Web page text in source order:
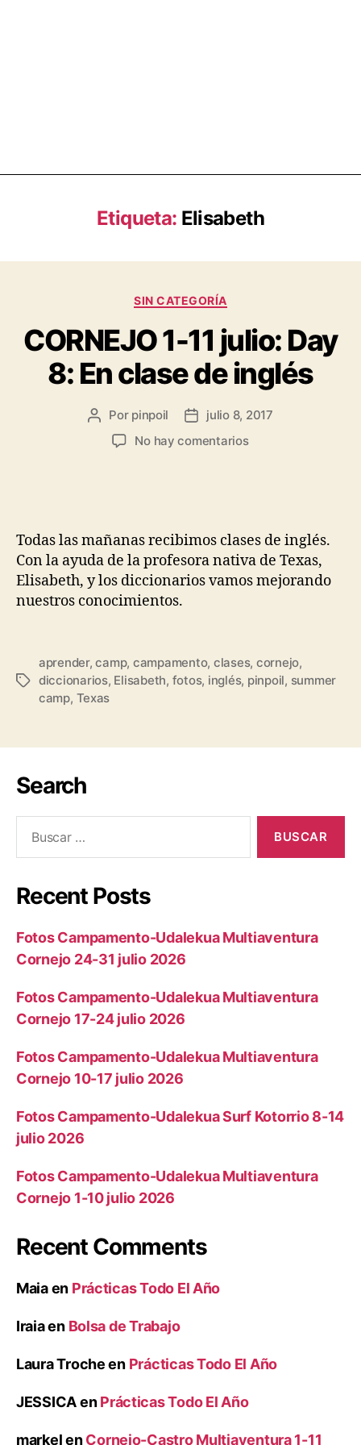
Etiqueta: Elisabeth
SIN CATEGORÍA
CORNEJO 1-11 julio: Day
8: En clase de inglés
Por pinpoil
julio 8, 2017
No hay comentarios
Todas las mañanas recibimos clases de inglés.
Con la ayuda de la profesora nativa de Texas,
Elisabeth, y los diccionarios vamos mejorando
nuestros conocimientos.
aprender,camp, campamento, clases, cornejo,
diccionarios, Elisabeth, fotos, inglés, pinpoil, summer
camp, Texas
Search
Recent Posts
Fotos Campamento-Udalekua Multiaventura
Cornejo 24-31 julio 2026
Fotos Campamento-Udalekua Multiaventura
Cornejo 17-24 julio 2026
Fotos Campamento-Udalekua Multiaventura
Cornejo 10-17 julio 2026
Fotos Campamento-Udalekua Surf Kotorrio 8-14
julio 2026
Fotos Campamento-Udalekua Multiaventura
Cornejo 1-10 julio 2026
Recent Comments
Maiaen Prácticas Todo El Año
Iraiaen Bolsa de Trabajo
Laura Trocheen Prácticas Todo El Año
JESSICAenPrácticas Todo El Año
markelenCornejo-Castro Multiaventura 1-11